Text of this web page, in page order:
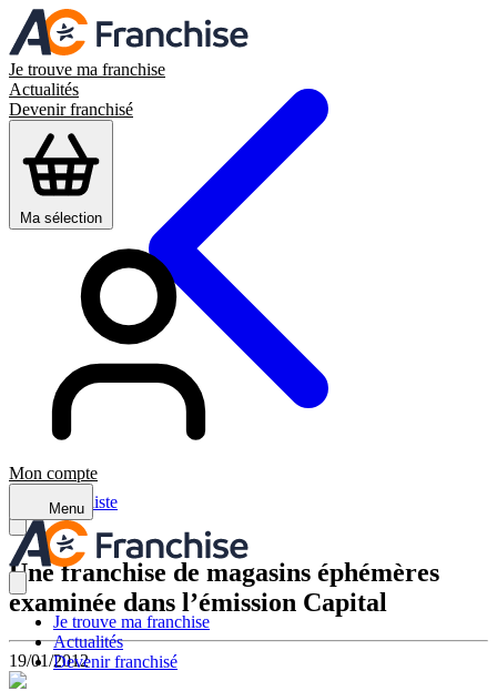
Je trouve ma franchise
Actualités
Devenir franchisé
Ma sélection
Mon compte
Menu
Je trouve ma franchise
Actualités
Devenir franchisé
Retour à la liste
Une franchise de magasins éphémères
examinée dans l’émission Capital
19/01/2012